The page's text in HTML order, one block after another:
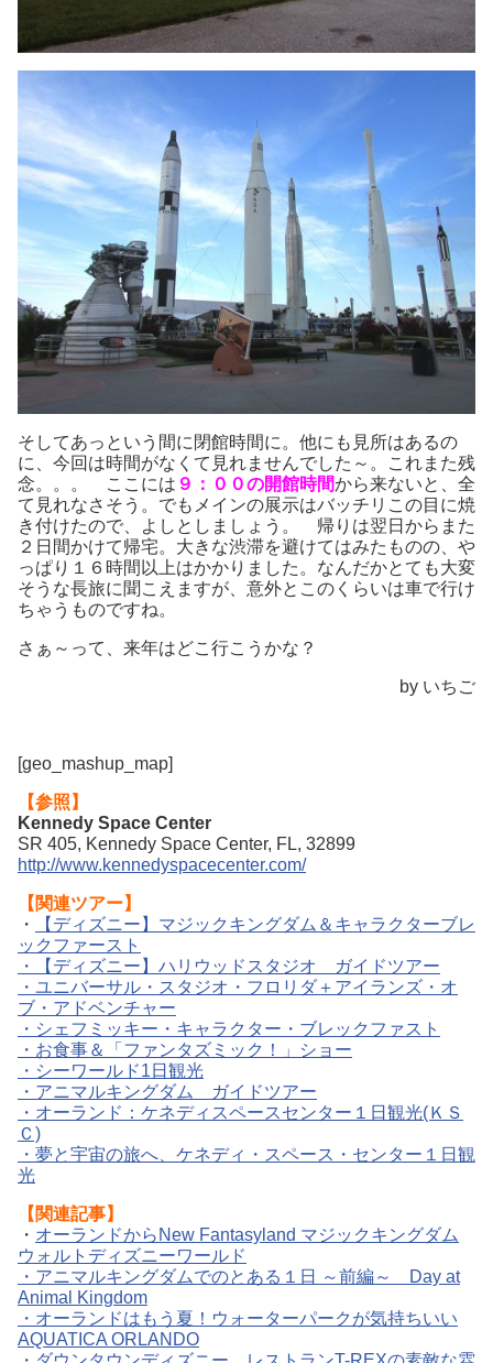
そしてあっという間に閉館時間に。他にも見所はあるの
に、今回は時間がなくて見れませんでした～。これまた残
念。。。 ここには ９：００の開館時間から来ないと、全
て見れなさそう。でもメインの展示はバッチリこの目に焼
き付けたので、よしとしましょう。 帰りは翌日からまた
２日間かけて帰宅。大きな渋滞を避けてはみたものの、や
っぱり１６時間以上はかかりました。なんだかとても大変
そうな長旅に聞こえますが、意外とこのくらいは車で行け
ちゃうものですね。
さぁ～って、来年はどこ行こうかな？
by いちご
[geo_mashup_map]
【参照】
Kennedy Space Center
SR 405, Kennedy Space Center, FL, 32899
http://www.kennedyspacecenter.com/
【関連ツアー】
・
【ディズニー】マジックキングダム＆キャラクターブレ
ックファースト
・
【ディズニー】ハリウッドスタジオ ガイドツアー
・ ユニバーサル・スタジオ・フロリダ＋アイランズ・オ
ブ・アドベンチャー
・ シェフミッキー・キャラクター・ブレックファスト
・ お食事＆「ファンタズミック！」ショー
・ シーワールド1日観光
・ アニマルキングダム ガイドツアー
・ オーランド：ケネディスペースセンター１日観光(ＫＳ
Ｃ)
・ 夢と宇宙の旅へ、ケネディ・スペース・センター１日観
光
【関連記事】
・ オーランドからNew Fantasyland マジックキングダム
ウォルトディズニーワールド
・ アニマルキングダムでのとある１日 ～前編～ Day at
Animal Kingdom
・ オーランドはもう夏！ウォーターパークが気持ちいい
AQUATICA ORLANDO